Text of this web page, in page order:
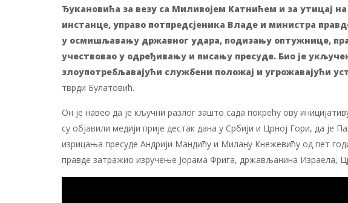
Ђукановића за везу са Миливојем Катнићем и за утицај
инстанце, управо потпредсјеника Владе и министра
у осмишљавању државног удара, подизању оптужнице,
учествовао у одређивању и писању пресуде. Био је
злоупотребљавајући службени положај и угрожавајући
тврди Булатовић.
Он је навео да је кључни разлог зашто сада покрећу ову
су објавили медији прије дестак дана у Србији и Црној Гори, да је
изрицања пресуде Андрији Мандићу и Милану Кнежевићу од пет
правде затражио изручење Јорама Фрига, држављанина Израела,